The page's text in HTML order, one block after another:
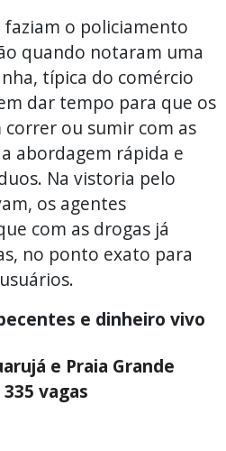
o policiamento
quando notaram uma
típica do comércio
dar tempo para que os
ou sumir com as
abordagem rápida e
Na vistoria pelo
os agentes
com as drogas já
no ponto exato para
e dinheiro vivo
e Praia Grande
vagas